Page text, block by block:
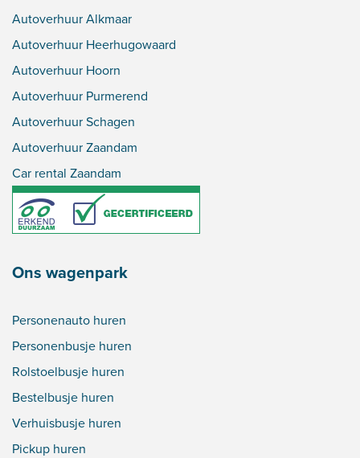
Autoverhuur Alkmaar
Autoverhuur Heerhugowaard
Autoverhuur Hoorn
Autoverhuur Purmerend
Autoverhuur Schagen
Autoverhuur Zaandam
Car rental Zaandam
Ons wagenpark
Personenauto huren
Personenbusje huren
Rolstoelbusje huren
Bestelbusje huren
Verhuisbusje huren
Pickup huren